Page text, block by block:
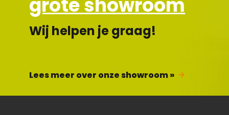
grote showroom
Wij helpen je graag!
Lees meer over onze showroom »